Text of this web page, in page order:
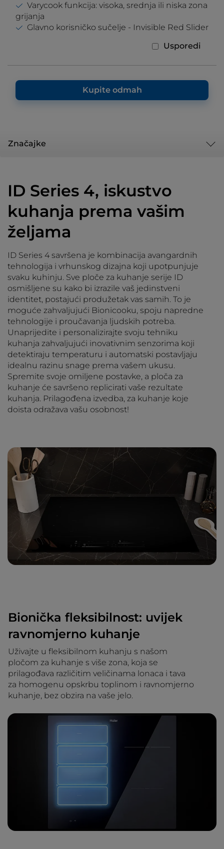
Varycook funkcija: visoka, srednja ili niska zona
grijanja
Glavno korisničko sučelje - Invisible Red Slider
Usporedi
Kupite odmah
Značajke
ID Series 4, iskustvo
kuhanja prema vašim
željama
ID Series 4 savršena je kombinacija avangardnih
tehnologija i vrhunskog dizajna koji upotpunjuje
svaku kuhinju. Sve ploče za kuhanje serije ID
osmišljene su kako bi izrazile vaš jedinstveni
identitet, postajući produžetak vas samih. To je
moguće zahvaljujući Bionicooku, spoju napredne
tehnologije i proučavanja ljudskih potreba.
Unaprijedite i personalizirajte svoju tehniku
kuhanja zahvaljujući inovativnim senzorima koji
detektiraju temperaturu i automatski postavljaju
idealnu razinu snage prema vašem ukusu.
Spremite svoje omiljene postavke, a ploča za
kuhanje će savršeno replicirati vaše rezultate
kuhanja. Prilagođena izvedba, za kuhanje koje
doista odražava vašu osobnost!
Bionička fleksibilnost: uvijek
ravnomjerno kuhanje
Uživajte u fleksibilnom kuhanju s našom
pločom za kuhanje s više zona, koja se
prilagođava različitim veličinama lonaca i tava
za homogenu opskrbu toplinom i ravnomjerno
kuhanje, bez obzira na vaše jelo.